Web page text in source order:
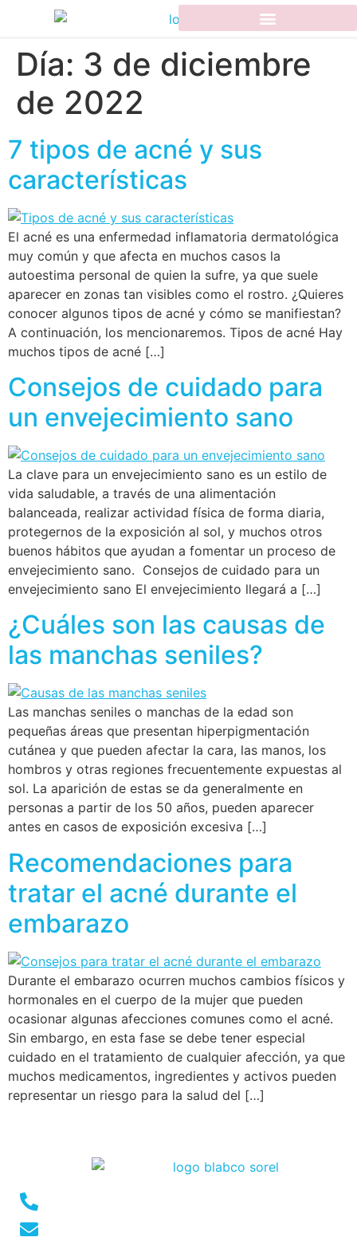
Día: 3 de diciembre
de 2022
7 tipos de acné y sus
características
El acné es una enfermedad inflamatoria dermatológica
muy común y que afecta en muchos casos la
autoestima personal de quien la sufre, ya que suele
aparecer en zonas tan visibles como el rostro. ¿Quieres
conocer algunos tipos de acné y cómo se manifiestan?
A continuación, los mencionaremos. Tipos de acné Hay
muchos tipos de acné […]
Consejos de cuidado para
un envejecimiento sano
La clave para un envejecimiento sano es un estilo de
vida saludable, a través de una alimentación
balanceada, realizar actividad física de forma diaria,
protegernos de la exposición al sol, y muchos otros
buenos hábitos que ayudan a fomentar un proceso de
envejecimiento sano. Consejos de cuidado para un
envejecimiento sano El envejecimiento llegará a […]
¿Cuáles son las causas de
las manchas seniles?
Las manchas seniles o manchas de la edad son
pequeñas áreas que presentan hiperpigmentación
cutánea y que pueden afectar la cara, las manos, los
hombros y otras regiones frecuentemente expuestas al
sol. La aparición de estas se da generalmente en
personas a partir de los 50 años, pueden aparecer
antes en casos de exposición excesiva […]
Recomendaciones para
tratar el acné durante el
embarazo
Durante el embarazo ocurren muchos cambios físicos y
hormonales en el cuerpo de la mujer que pueden
ocasionar algunas afecciones comunes como el acné.
Sin embargo, en esta fase se debe tener especial
cuidado en el tratamiento de cualquier afección, ya que
muchos medicamentos, ingredientes y activos pueden
representar un riesgo para la salud del […]